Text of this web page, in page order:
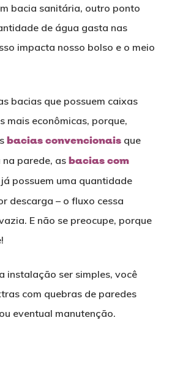
bacia sanitária, outro ponto
de água gasta nas
impacta nosso bolso e o meio
bacias que possuem caixas
mais econômicas, porque,
bacias convencionaisque
parede, as bacias com
possuem uma quantidade
descarga – o fluxo cessa
E não se preocupe, porque
instalação ser simples, você
com quebras de paredes
eventual manutenção.